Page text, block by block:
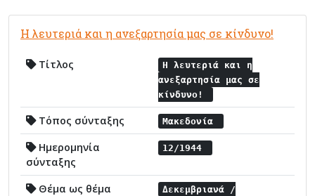
Η λευτεριά και η ανεξαρτησία μας σε κίνδυνο!
Τίτλος
Η λευτεριά και η
ανεξαρτησία μας σε
κίνδυνο!
Τόπος σύνταξης Μακεδονία
Ημερομηνία
σύνταξης
12/1944
Θέμα ως θέμα
Δεκεμβριανά /